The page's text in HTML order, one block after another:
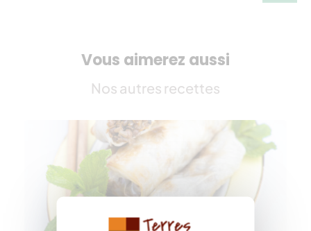
Vous aimerez aussi
Nos autres recettes